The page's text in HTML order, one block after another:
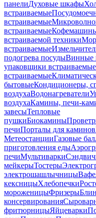
панелиДуховые шкафы
встраиваемые
встраиваемые
встраиваемые
встраиваемой техники
встраиваемые
подогрева посудыВинные
упаковщики встраиваемые
встраиваемые
бытовыеКондиционеры,
воздухаВодонагреватели
воздухаКамины, печи-
завесыТепловые
пушкиБиокамины
печиПорталы для каминов
МетеостанцииГазовые
приготовления еды
печиМультиварки
мейкерыТостеры
электрошашлычницы
кексницыХлебопечки
мороженицыФризеры
консервирования
фритюрницыЯйцеварки